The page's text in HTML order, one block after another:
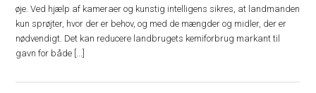
øje. Ved hjælp af kameraer og kunstig intelligens sikres, at landmanden
kun sprøjter, hvor der er behov, og med de mængder og midler, der er
nødvendigt. Det kan reducere landbrugets kemiforbrug markant til
gavn for både [...]